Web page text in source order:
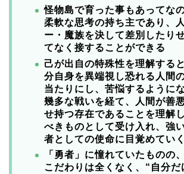
怪物島で育った事もあってな
柔軟な思考の持ち主であり、
ー・魔族を決して差別したり
てなく接することができる
己が出自の特殊性を理解する
分自身を異端視し恐れる人間
当たりにし、苦悩するように
幾多な戦いを経て、人間が善
せ持つ存在であることを理解
べきものとして受け入れ、強
者としての使命に目覚めていく
「勇者」に憧れていたものの
こだわりは全くなく、“自分だ